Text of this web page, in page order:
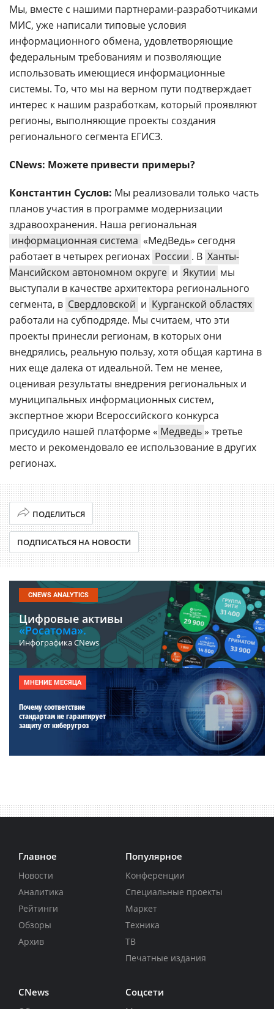
Мы, вместе с нашими партнерами-разработчиками
МИС, уже написали типовые условия
информационного обмена, удовлетворяющие
федеральным требованиям и позволяющие
использовать имеющиеся информационные
системы. То, что мы на верном пути подтверждает
интерес к нашим разработкам, который проявляют
регионы, выполняющие проекты создания
регионального сегмента ЕГИСЗ.
CNews: Можете привести примеры?
Константин Суслов: Мы реализовали только часть
планов участия в программе модернизации
здравоохранения. Наша региональная
информационная система «МедВедь» сегодня
работает в четырех регионах России . В Ханты-
Мансийском автономном округе и Якутии мы
выступали в качестве архитектора регионального
сегмента, в Свердловской и Курганской областях
работали на субподряде. Мы считаем, что эти
проекты принесли регионам, в которых они
внедрялись, реальную пользу, хотя общая картина в
них еще далека от идеальной. Тем не менее,
оценивая результаты внедрения региональных и
муниципальных информационных систем,
экспертное жюри Всероссийского конкурса
присудило нашей платформе « Медведь» третье
место и рекомендовало ее использование в других
регионах.
ПОДЕЛИТЬСЯ
ПОДПИСАТЬСЯ НА НОВОСТИ
CNEWS ANALYTICS
Цифровые активы
«Росатома».
Инфографика CNews
МНЕНИЕ МЕСЯЦА
Почему соответствие
стандартам не гарантирует
защиту от киберугроз
Главное
Новости
Аналитика
Рейтинги
Обзоры
Архив
Популярное
Конференции
Специальные проекты
Маркет
Техника
ТВ
Печатные издания
CNews Соцсети